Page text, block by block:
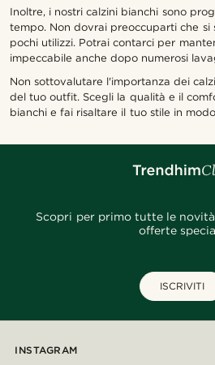
Inoltre, i nostri calzini bianchi sono
tempo. Non dovrai preoccuparti che si
pochi utilizzi. Potrai contarci per
impeccabile anche dopo numerosi
Non sottovalutare l'importanza dei
del tuo outfit. Scegli la qualità e il
bianchi e fai risaltare il tuo stile in
Scopri per primo tutte le
offerte
ISCRIVITI
INSTAGRAM